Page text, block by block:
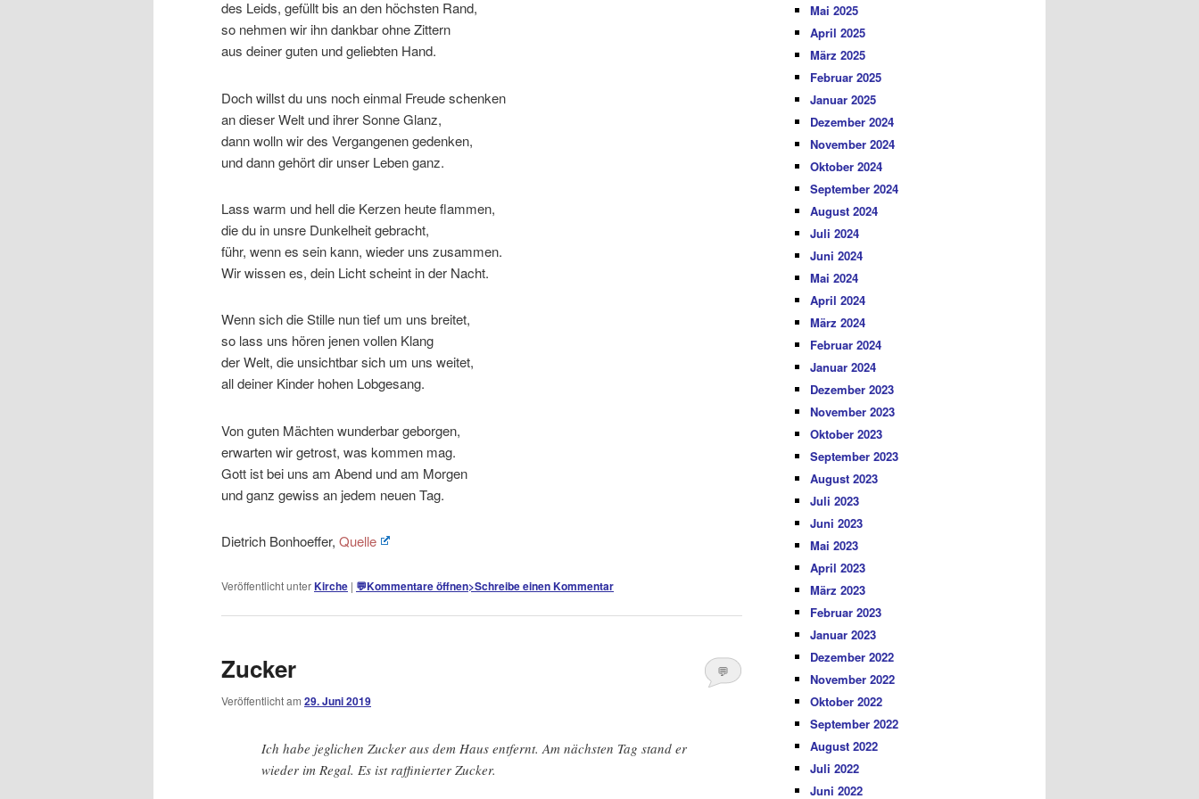
des Leids, gefüllt bis an den höchsten Rand,
so nehmen wir ihn dankbar ohne Zittern
aus deiner guten und geliebten Hand.
Doch willst du uns noch einmal Freude schenken
an dieser Welt und ihrer Sonne Glanz,
dann wolln wir des Vergangenen gedenken,
und dann gehört dir unser Leben ganz.
Lass warm und hell die Kerzen heute flammen,
die du in unsre Dunkelheit gebracht,
führ, wenn es sein kann, wieder uns zusammen.
Wir wissen es, dein Licht scheint in der Nacht.
Wenn sich die Stille nun tief um uns breitet,
so lass uns hören jenen vollen Klang
der Welt, die unsichtbar sich um uns weitet,
all deiner Kinder hohen Lobgesang.
Von guten Mächten wunderbar geborgen,
erwarten wir getrost, was kommen mag.
Gott ist bei uns am Abend und am Morgen
und ganz gewiss an jedem neuen Tag.
Dietrich Bonhoeffer, Quelle
Veröffentlicht unterKirche | 💬Kommentare öffnen>Schreibe einen Kommentar
Zucker
Veröffentlicht am 29. Juni 2019
💬
Ich habe jeglichen Zucker aus dem Haus entfernt. Am nächsten Tag stand er
wieder im Regal. Es ist raffinierter Zucker.
Mai 2025
April 2025
März 2025
Februar 2025
Januar 2025
Dezember 2024
November 2024
Oktober 2024
September 2024
August 2024
Juli 2024
Juni 2024
Mai 2024
April 2024
März 2024
Februar 2024
Januar 2024
Dezember 2023
November 2023
Oktober 2023
September 2023
August 2023
Juli 2023
Juni 2023
Mai 2023
April 2023
März 2023
Februar 2023
Januar 2023
Dezember 2022
November 2022
Oktober 2022
September 2022
August 2022
Juli 2022
Juni 2022